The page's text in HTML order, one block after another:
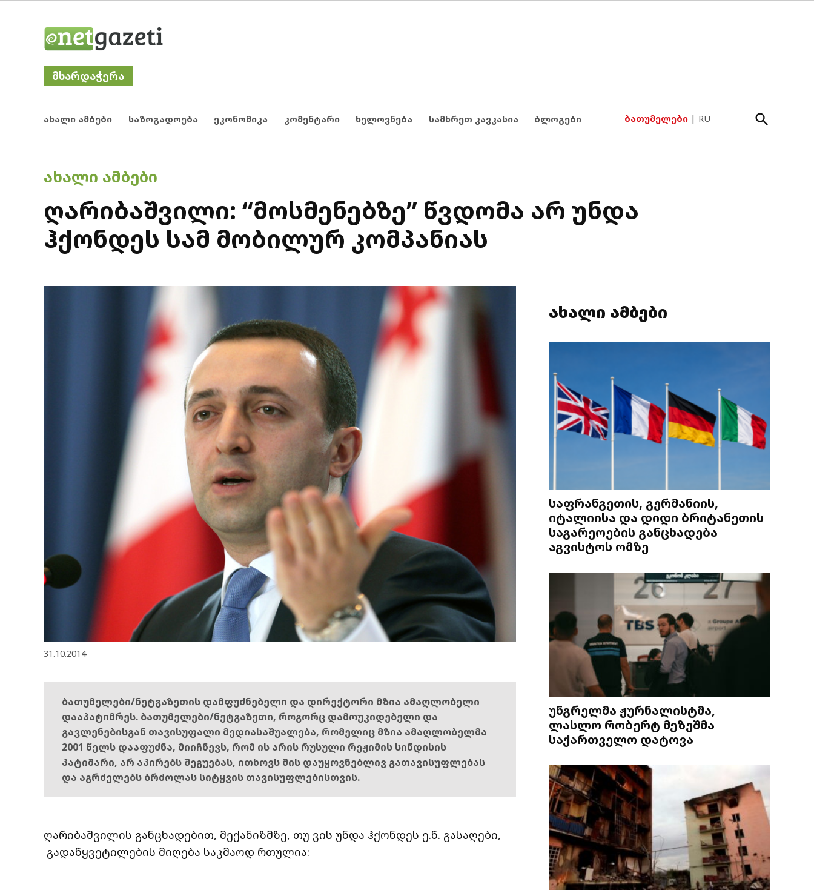
მხარდაჭერა
ახალი ამბები საზოგადოება ეკონომიკა კომენტარი ხელოვნება სამხრეთ კავკასია ბლოგები ბათუმელები | RU
Open
Search
POSTED
ᲐᲮᲐᲚᲘ ᲐᲛᲑᲔᲑᲘ
ღარიბაშვილი: “მოსმენებზე” წვდომა არ უნდა
ჰქონდეს სამ მობილურ კომპანიას
31.10.2014
ბათუმელები/ნეტგაზეთის დამფუძნებელი და დირექტორი მზია ამაღლობელი
დააპატიმრეს. ბათუმელები/ნეტგაზეთი, როგორც დამოუკიდებელი და
გავლენებისგან თავისუფალი მედიასაშუალება, რომელიც მზია ამაღლობელმა
2001 წელს დააფუძნა, მიიჩნევს, რომ ის არის რუსული რეჟიმის სინდისის
პატიმარი, არ აპირებს შეგუებას, ითხოვს მის დაუყოვნებლივ გათავისუფლებას
და აგრძელებს ბრძოლას სიტყვის თავისუფლებისთვის.
ღარიბაშვილის განცხადებით, მექანიზმზე, თუ ვის უნდა ჰქონდეს ე.წ. გასაღები,
გადაწყვეტილების მიღება საკმაოდ რთულია:
ახალი ამბები
საფრანგეთის, გერმანიის,
იტალიისა და დიდი ბრიტანეთის
საგარეოების განცხადება
აგვისტოს ომზე
უნგრელმა ჟურნალისტმა,
ლასლო რობერტ მეზეშმა
საქართველო დატოვა